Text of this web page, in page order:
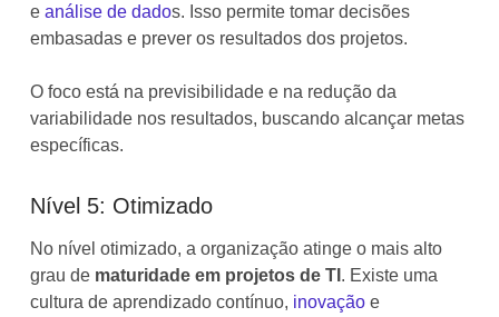
e análise de dados. Isso permite tomar decisões
embasadas e prever os resultados dos projetos.
O foco está na previsibilidade e na redução da
variabilidade nos resultados, buscando alcançar metas
específicas.
Nível 5: Otimizado
No nível otimizado, a organização atinge o mais alto
grau de maturidade em projetos de TI . Existe uma
cultura de aprendizado contínuo, inovação e